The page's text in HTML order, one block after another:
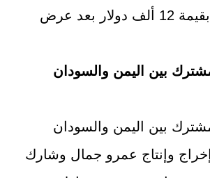
حيث تلقى منحة بقيمة 12 ألف دولار بعد عرض
بين اليمن والسودان
بين اليمن والسودان
وإنتاج عمرو جمال وشارك